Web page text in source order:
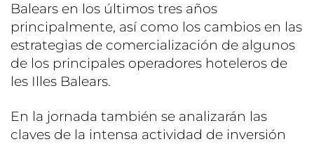
Balears en los últimos tres años
principalmente, así como los cambios en las
estrategias de comercialización de algunos
de los principales operadores hoteleros de
les Illes Balears.
En la jornada también se analizarán las
claves de la intensa actividad de inversión